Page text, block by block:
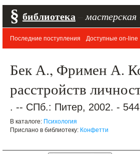
§ библиотека мастерская
Последние поступления Доступные on-line
Бек А., Фримен А.
расстройств
. -- СПб.: Питер, 2002. -
В каталоге: Психология
Прислано в библиотеку: Конфетти